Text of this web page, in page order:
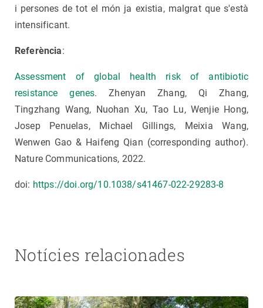
i persones de tot el món ja existia, malgrat que s'està
intensificant.
Referència:
Assessment of global health risk of antibiotic
resistance genes. Zhenyan Zhang, Qi Zhang,
Tingzhang Wang, Nuohan Xu, Tao Lu, Wenjie Hong,
Josep Penuelas, Michael Gillings, Meixia Wang,
Wenwen Gao & Haifeng Qian (corresponding author).
Nature Communications, 2022.
doi: https://doi.org/10.1038/s41467-022-29283-8
Notícies relacionades